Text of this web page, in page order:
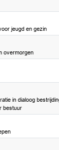
jeugd en gezin
overmorgen
in dialoog
bestuur